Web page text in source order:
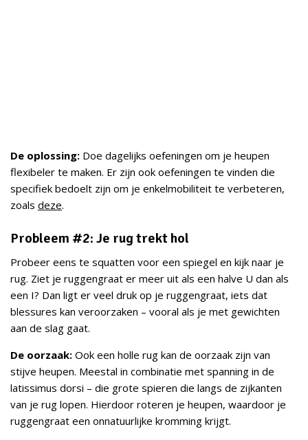
De oplossing: Doe dagelijks oefeningen om je heupen
flexibeler te maken. Er zijn ook oefeningen te vinden die
specifiek bedoelt zijn om je enkelmobiliteit te verbeteren,
zoals deze.
Probleem #2: Je rug trekt hol
Probeer eens te squatten voor een spiegel en kijk naar je
rug. Ziet je ruggengraat er meer uit als een halve U dan als
een I? Dan ligt er veel druk op je ruggengraat, iets dat
blessures kan veroorzaken – vooral als je met gewichten
aan de slag gaat.
De oorzaak: Ook een holle rug kan de oorzaak zijn van
stijve heupen. Meestal in combinatie met spanning in de
latissimus dorsi – die grote spieren die langs de zijkanten
van je rug lopen. Hierdoor roteren je heupen, waardoor je
ruggengraat een onnatuurlijke kromming krijgt.